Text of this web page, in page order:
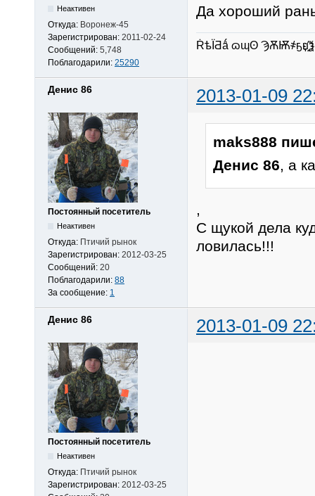
Неактивен
Откуда: Воронеж-45
Зарегистрирован: 2011-02-24
Сообщений: 5,748
Поблагодарили: 25290
Да хороший
ṘѣЇƋǻ ɷɰʘ ϠѪѬ҂ҕџ҈҉ѯ
Денис 86 2013-01-09
Постоянный посетитель
Неактивен
Откуда: Птичий рынок
Зарегистрирован: 2012-03-25
Сообщений: 20
Поблагодарили: 88
За сообщение: 1
maks888
Денис 86, а
С щукой дела
ловилась!!!
Денис 86 2013-01-09
Постоянный посетитель
Неактивен
Откуда: Птичий рынок
Зарегистрирован: 2012-03-25